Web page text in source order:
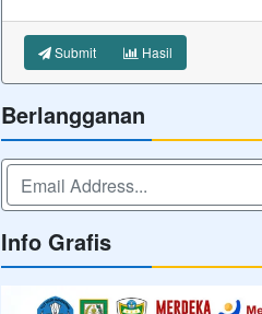
Submit Hasil
Berlangganan
Info Grafis